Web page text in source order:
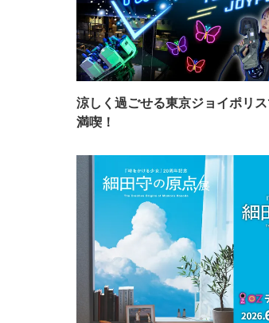
涼しく過ごせる東京ジョイポリ
満喫！